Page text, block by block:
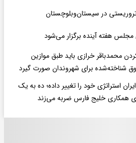
در سیستان‌وبلوچستان
هفته آینده برگزار می‌شود
محمدباقر خرازی باید طبق موازین
شناخته‌شده برای شهروندان صورت گیرد
استراتژی خود را تغییر داده؛ ده به یک
همکاری خلیج فارس ضربه می‌زند